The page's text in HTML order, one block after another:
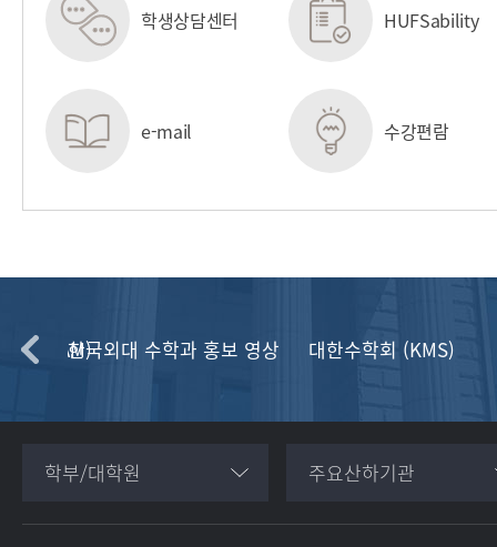
학생상담센터
e-mail
HUFSability
수강편람
(KSIAM)한국외대 수학과 홍보 영상 대한수학회 (KMS)
학부/대학원 주요산하기관